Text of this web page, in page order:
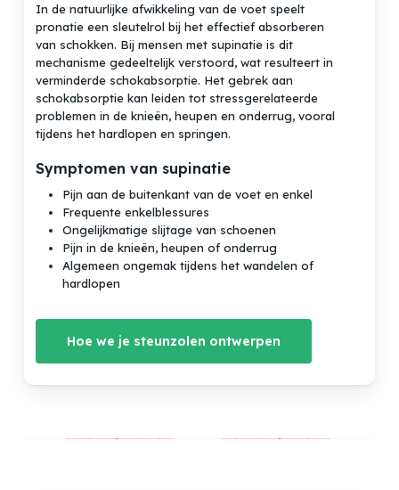
In de natuurlijke afwikkeling van de voet speelt
pronatie een sleutelrol bij het effectief absorberen
van schokken. Bij mensen met supinatie is dit
mechanisme gedeeltelijk verstoord, wat resulteert in
verminderde schokabsorptie. Het gebrek aan
schokabsorptie kan leiden tot stressgerelateerde
problemen in de knieën, heupen en onderrug, vooral
tijdens het hardlopen en springen.
Symptomen van supinatie
Pijn aan de buitenkant van de voet en enkel
Frequente enkelblessures
Ongelijkmatige slijtage van schoenen
Pijn in de knieën, heupen of onderrug
Algemeen ongemak tijdens het wandelen of
hardlopen
Hoe we je steunzolen ontwerpen